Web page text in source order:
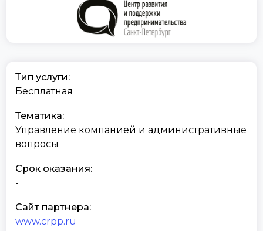
Тип услуги:
Бесплатная
Тематика:
Управление компанией и административные
вопросы
Срок оказания:
-
Сайт партнера:
www.crpp.ru